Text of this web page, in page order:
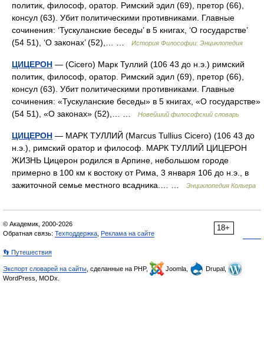
политик, философ, оратор. Римский эдил (69), претор (66),
консул (63). Убит политическими противниками. Главные
сочинения: ‘Тускуланские беседы’ в 5 книгах, ‘О государстве’
(54 51), ‘О законах’ (52),… …
История Философии: Энциклопедия
ЦИЦЕРОН — (Cicero) Марк Туллий (106 43 до н.э.) римский
политик, философ, оратор. Римский эдил (69), претор (66),
консул (63). Убит политическими противниками. Главные
сочинения: «Тускуланские беседы» в 5 книгах, «О государстве»
(54 51), «О законах» (52),… …
Новейший философский словарь
ЦИЦЕРОН — МАРК ТУЛЛИЙ (Marcus Tullius Cicero) (106 43 до
н.э.), римский оратор и философ. МАРК ТУЛЛИЙ ЦИЦЕРОН
ЖИЗНЬ Цицерон родился в Арпине, небольшом городе
примерно в 100 км к востоку от Рима, 3 января 106 до н.э., в
зажиточной семье местного всадника.… …
Энциклопедия Кольера
18+
© Академик, 2000-2026
Обратная связь: Техподдержка Реклама на сайте
👣 Путешествия
Экспорт словарей на сайты , сделанные на PHP, Joomla,
Drupal,
WordPress, MODx.